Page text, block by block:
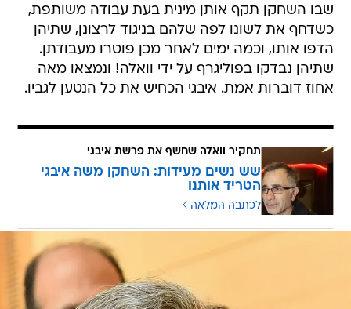
שבו השחקן תקף אותן מינית בעת עבודה משותפת,
כשדחף את לשונו לפה שלהם בניגוד לרצונן, שתיהן
הדפו אותו, וכמה ימים לאחר מכן פוטרו מעבודתן.
שתיהן נבדקו בפוליגרף על ידי וואלה! ונמצאו מאה
אחוז דוברות אמת. איבגי הכחיש את כל הנטען לגביו.
תחקיר וואלה שחשף את פרשת איבגי
שש נשים מעידות: השחקן משה איבגי
הטריד אותנו
לכתבה המלאה